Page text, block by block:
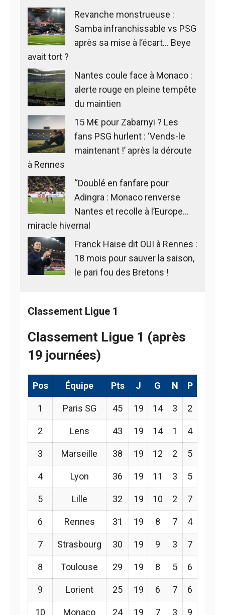
Revanche monstrueuse :
Samba infranchissable vs PSG
après sa mise à l’écart… Beye
avait tort ?
Nantes coule face à Monaco :
alerte rouge en pleine tempête
du maintien
15 M€ pour Zabarnyi ? Les
fans PSG hurlent : ‘Vends-le
maintenant !’ après la déroute
à Rennes
“Doublé en fanfare pour
Adingra : Monaco renverse
Nantes et recolle à l’Europe…
miracle hivernal
Franck Haise dit OUI à Rennes :
18 mois pour sauver la saison,
le pari fou des Bretons !
Classement Ligue 1
Classement Ligue 1 (après
19 journées)
Pos Équipe Pts J G N P
1 Paris SG 45 19 14 3 2
2 Lens 43 19 14 1 4
3 Marseille 38 19 12 2 5
4 Lyon 36 19 11 3 5
5 Lille 32 19 10 2 7
6 Rennes 31 19 8 7 4
7 Strasbourg 30 19 9 3 7
8 Toulouse 29 19 8 5 6
9 Lorient 25 19 6 7 6
10 Monaco 24 19 7 3 9